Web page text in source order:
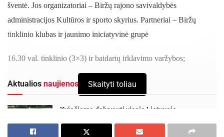
šventė. Jos organizatoriai – Biržų rajono savivaldybės
administracijos Kultūros ir sporto skyrius. Partneriai – Biržų
tinklinio klubas ir jaunimo iniciatyvinė grupė
16.30 val. tinklinio (3×3) ir baidarių irklavimo varžybos;
Aktualios naujienos
Kviečiama dalyvauti visoje Lietuvoje
2026-08-07
Skaityti toliau